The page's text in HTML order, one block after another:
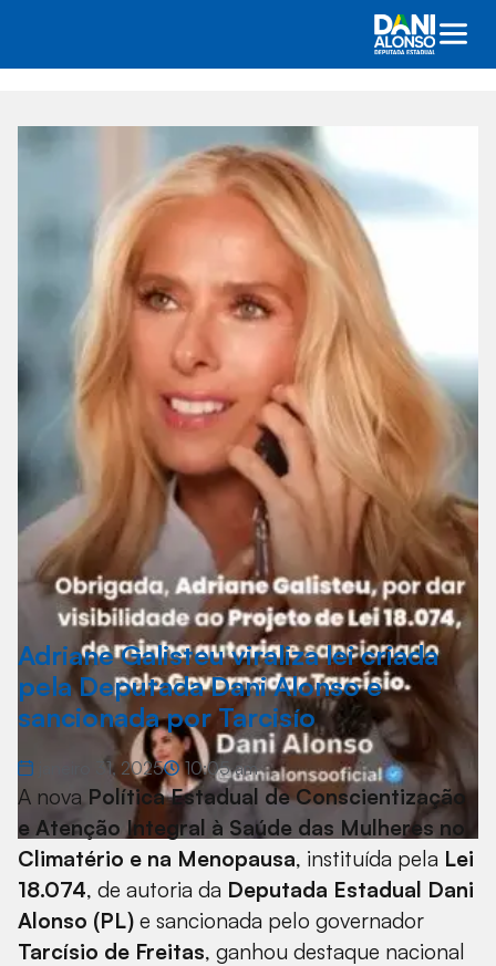
Adriane Galisteu viraliza lei criada
pela Deputada Dani Alonso e
sancionada por Tarcisío
janeiro 31, 2025 10:05 am
A nova Política Estadual de Conscientização
e Atenção Integral à Saúde das Mulheres no
Climatério e na Menopausa, instituída pela Lei
18.074, de autoria da Deputada Estadual Dani
Alonso (PL) e sancionada pelo governador
Tarcísio de Freitas, ganhou destaque nacional